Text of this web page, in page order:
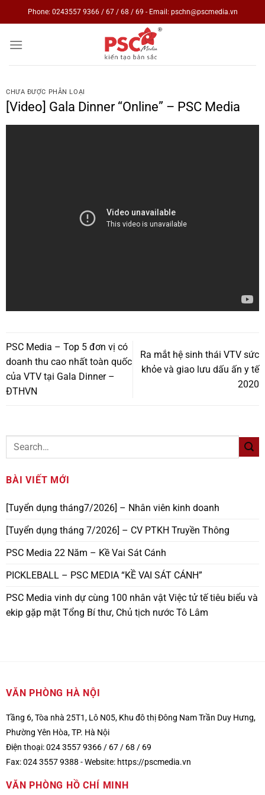
to
Phone: 0243557 9366 / 67 / 68 / 69 - Email: pschn@pscmedia.vn
CHƯA ĐƯỢC PHÂN LOẠI
[Video] Gala Dinner “Online” – PSC Media
PSC Media – Top 5 đơn vị có
doanh thu cao nhất toàn quốc
của VTV tại Gala Dinner –
ĐTHVN
Ra mắt hệ sinh thái VTV sức
khỏe và giao lưu dấu ấn y tế
2020
BÀI VIẾT MỚI
[Tuyển dụng tháng7/2026] – Nhân viên kinh doanh
[Tuyển dụng tháng 7/2026] – CV PTKH Truyền Thông
PSC Media 22 Năm – Kề Vai Sát Cánh
PICKLEBALL – PSC MEDIA “KỀ VAI SÁT CÁNH”
PSC Media vinh dự cùng 100 nhân vật Việc tử tế tiêu biểu và
ekip gặp mặt Tổng Bí thư, Chủ tịch nước Tô Lâm
VĂN PHÒNG HÀ NỘI
Tầng 6, Tòa nhà 25T1, Lô N05, Khu đô thị Đông Nam Trần Duy Hưng,
Phường Yên Hòa, TP. Hà Nội
Điện thoại: 024 3557 9366 / 67 / 68 / 69
Fax: 024 3557 9388 -Website: https://pscmedia.vn
VĂN PHÒNG HỒ CHÍ MINH